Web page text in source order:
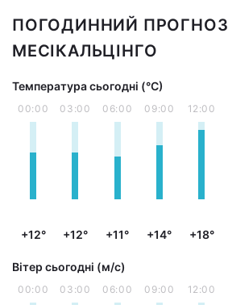
ПОГОДИННИЙ ПРОГНОЗ
МЕСІКАЛЬЦІНГО
Температура сьогодні (°С)
00:00
+12°
03:00
+12°
06:00
+11°
09:00
+14°
12:00
+18°
Вітер сьогодні (м/с)
00:00 03:00 06:00 09:00 12:00